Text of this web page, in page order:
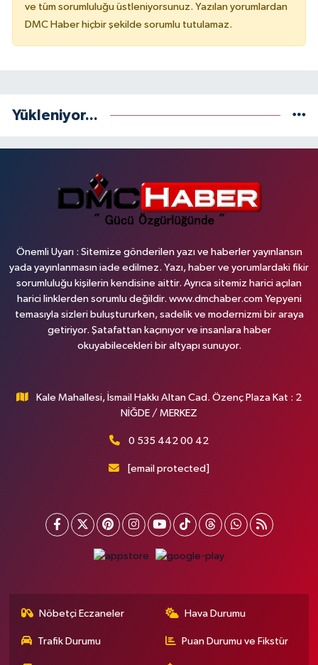
ve tüm sorumluluğu üstleniyorsunuz. Yazılan yorumlardan
DMC Haber hiçbir şekilde sorumlu tutulamaz.
Yükleniyor...
Önemli Uyarı : Sitemize gönderilen yazı ve haberler yayınlansın
yada yayınlanmasın iade edilmez. Yazı, haber ve yorumlardaki fikir
sorumluluğu kişilerin kendisine aittir. Ayrıca sitemiz harici açılan
harici linklerden sorumlu değildir. www.dmchaber.com Yepyeni
temasıyla sizleri buluştururken, sadelik ve modernizmi bir araya
getiriyor. Şatafattan kaçınıyor ve insanlara haber
okuyabilecekleri bir altyapı sunuyor.
Kale Mahallesi, İsmail Hakkı Altan Cad. Özenç Plaza Kat : 2
NİĞDE / MERKEZ
0 535 442 00 42
[email protected]
Nöbetçi Eczaneler Hava Durumu
Trafik Durumu Puan Durumu ve Fikstür